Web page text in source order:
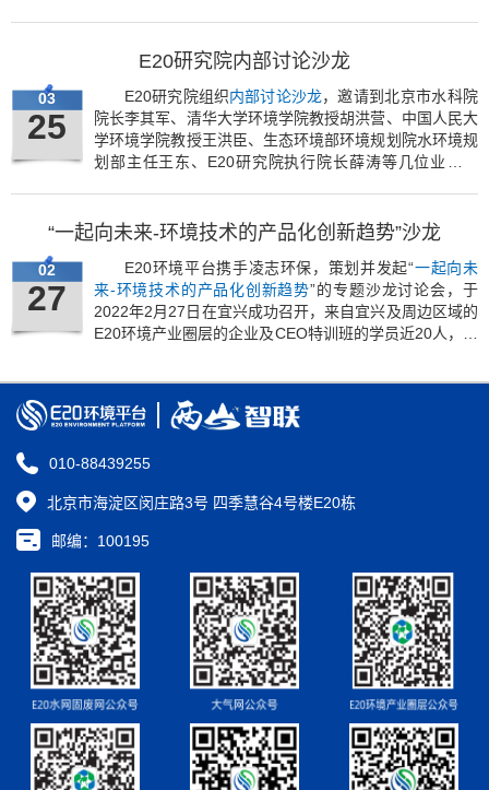
E20研究院内部讨论沙龙
03
25
E20研究院组织内部讨论沙龙，邀请到北京市水科院
院长李其军、清华大学环境学院教授胡洪营、中国人民大
学环境学院教授王洪臣、生态环境部环境规划院水环境规
划部主任王东、E20研究院执行院长薛涛等几位业内专
讨。
“一起向未来-环境技术的产品化创新趋势”沙龙
02
27
E20环境平台携手凌志环保，策划并发起“一起向未
来-环境技术的产品化创新趋势”的专题沙龙讨论会，于
2022年2月27日在宜兴成功召开，来自宜兴及周边区域的
E20环境产业圈层的企业及CEO特训班的学员近20人，就
010-88439255
北京市海淀区闵庄路3号 四季慧谷4号楼E20栋
邮编：100195